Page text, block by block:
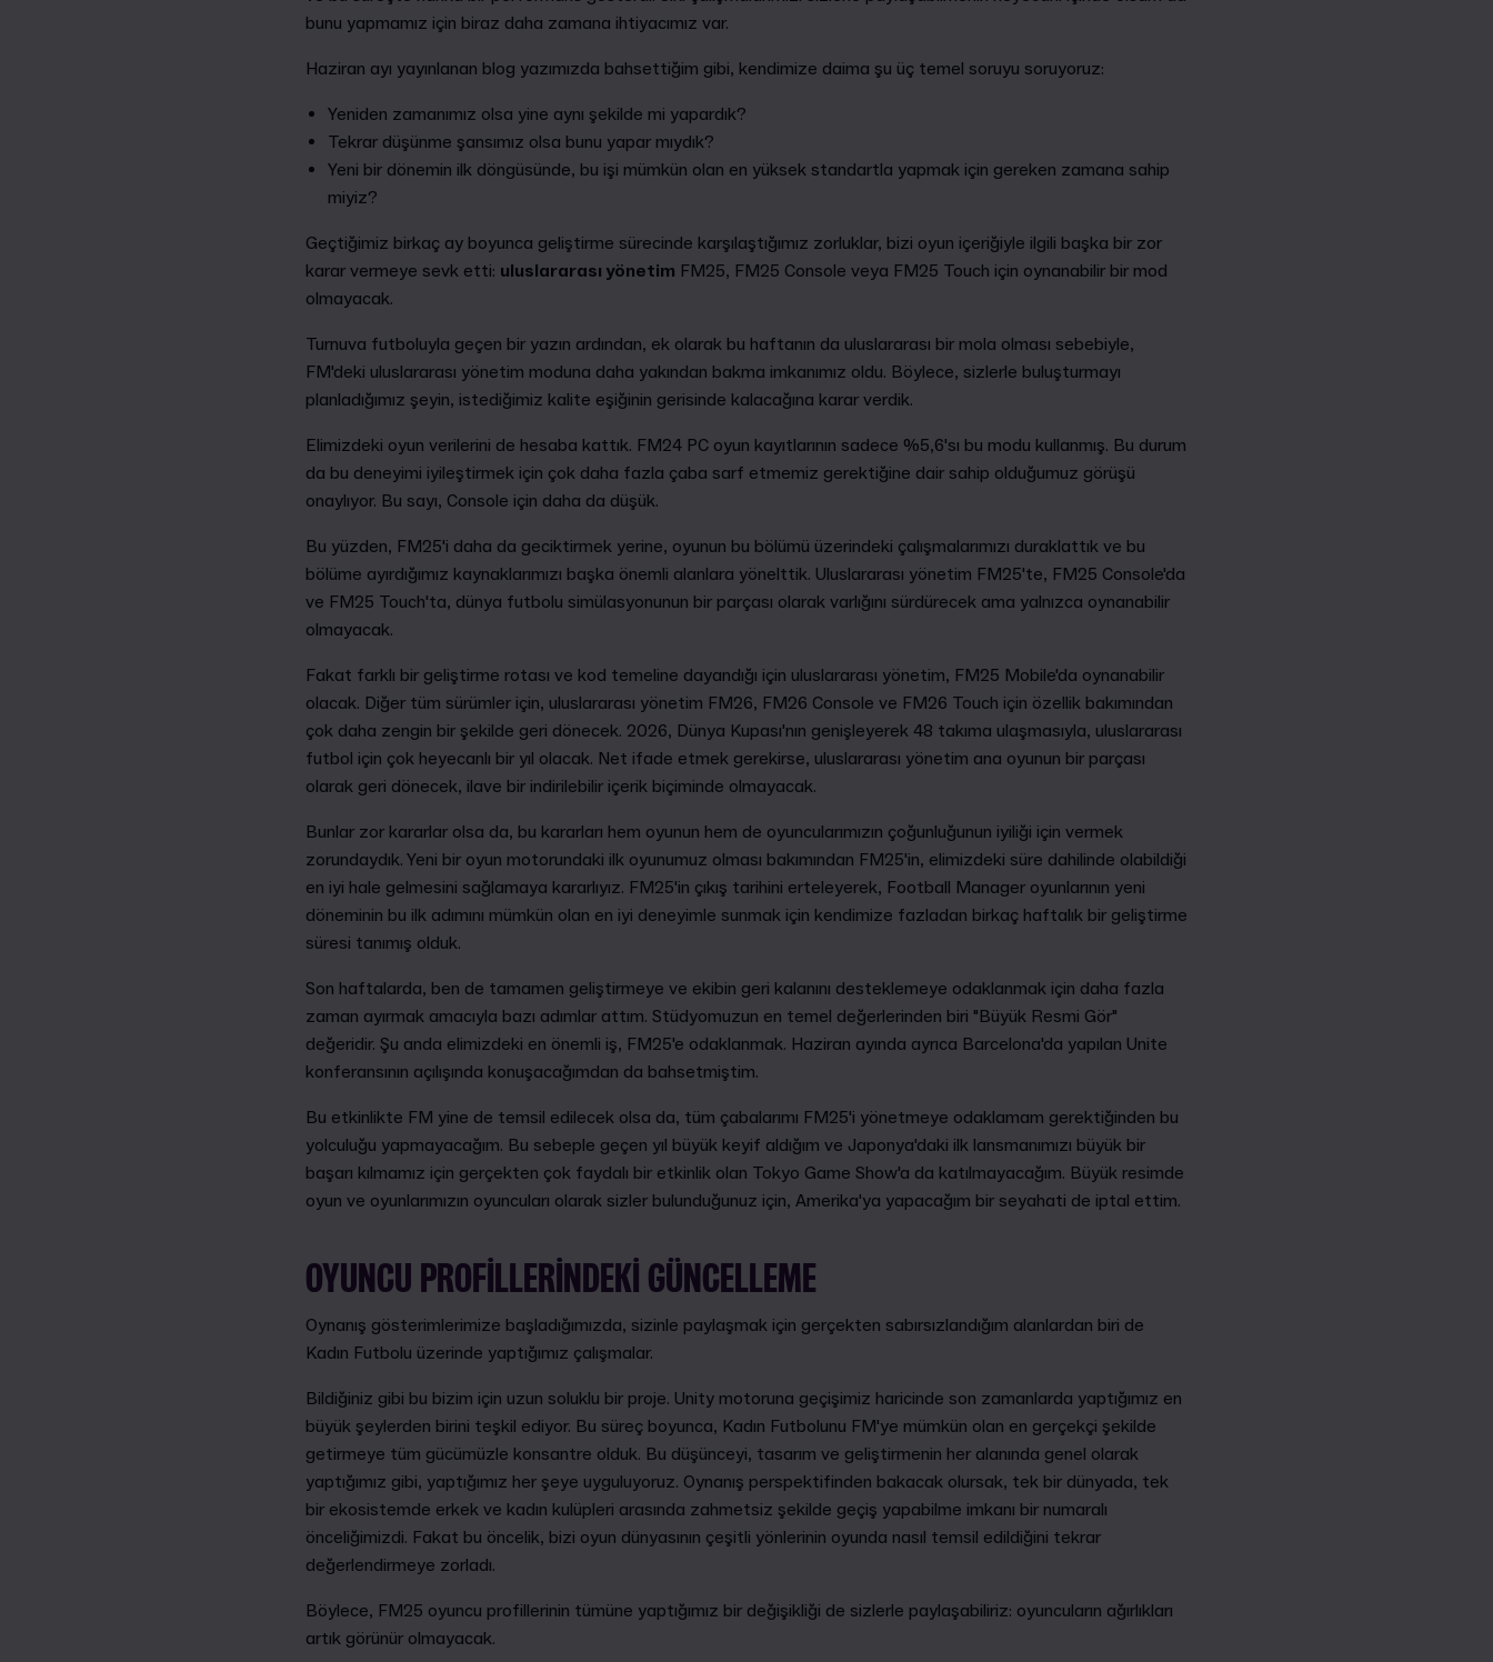
bunu yapmamız için biraz daha zamana ihtiyacımız var.
Haziran ayı yayınlanan blog yazımızda bahsettiğim gibi, kendimize daima şu üç temel soruyu soruyoruz:
Yeniden zamanımız olsa yine aynı şekilde mi yapardık?
Tekrar düşünme şansımız olsa bunu yapar mıydık?
Yeni bir dönemin ilk döngüsünde, bu işi mümkün olan en yüksek standartla yapmak için gereken zamana sahip
miyiz?
Geçtiğimiz birkaç ay boyunca geliştirme sürecinde karşılaştığımız zorluklar, bizi oyun içeriğiyle ilgili başka bir zor
karar vermeye sevk etti: uluslararası yönetim FM25, FM25 Console veya FM25 Touch için oynanabilir bir mod
olmayacak.
Turnuva futboluyla geçen bir yazın ardından, ek olarak bu haftanın da uluslararası bir mola olması sebebiyle,
FM'deki uluslararası yönetim moduna daha yakından bakma imkanımız oldu. Böylece, sizlerle buluşturmayı
planladığımız şeyin, istediğimiz kalite eşiğinin gerisinde kalacağına karar verdik.
Elimizdeki oyun verilerini de hesaba kattık. FM24 PC oyun kayıtlarının sadece %5,6'sı bu modu kullanmış. Bu durum
da bu deneyimi iyileştirmek için çok daha fazla çaba sarf etmemiz gerektiğine dair sahip olduğumuz görüşü
onaylıyor. Bu sayı, Console için daha da düşük.
Bu yüzden, FM25'i daha da geciktirmek yerine, oyunun bu bölümü üzerindeki çalışmalarımızı duraklattık ve bu
bölüme ayırdığımız kaynaklarımızı başka önemli alanlara yönelttik. Uluslararası yönetim FM25'te, FM25 Console'da
ve FM25 Touch'ta, dünya futbolu simülasyonunun bir parçası olarak varlığını sürdürecek ama yalnızca oynanabilir
olmayacak.
Fakat farklı bir geliştirme rotası ve kod temeline dayandığı için uluslararası yönetim, FM25 Mobile'da oynanabilir
olacak. Diğer tüm sürümler için, uluslararası yönetim FM26, FM26 Console ve FM26 Touch için özellik bakımından
çok daha zengin bir şekilde geri dönecek. 2026, Dünya Kupası'nın genişleyerek 48 takıma ulaşmasıyla, uluslararası
futbol için çok heyecanlı bir yıl olacak. Net ifade etmek gerekirse, uluslararası yönetim ana oyunun bir parçası
olarak geri dönecek, ilave bir indirilebilir içerik biçiminde olmayacak.
Bunlar zor kararlar olsa da, bu kararları hem oyunun hem de oyuncularımızın çoğunluğunun iyiliği için vermek
zorundaydık. Yeni bir oyun motorundaki ilk oyunumuz olması bakımından FM25'in, elimizdeki süre dahilinde olabildiği
en iyi hale gelmesini sağlamaya kararlıyız. FM25'in çıkış tarihini erteleyerek, Football Manager oyunlarının yeni
döneminin bu ilk adımını mümkün olan en iyi deneyimle sunmak için kendimize fazladan birkaç haftalık bir geliştirme
süresi tanımış olduk.
Son haftalarda, ben de tamamen geliştirmeye ve ekibin geri kalanını desteklemeye odaklanmak için daha fazla
zaman ayırmak amacıyla bazı adımlar attım. Stüdyomuzun en temel değerlerinden biri "Büyük Resmi Gör"
değeridir. Şu anda elimizdeki en önemli iş, FM25'e odaklanmak. Haziran ayında ayrıca Barcelona'da yapılan Unite
konferansının açılışında konuşacağımdan da bahsetmiştim.
Bu etkinlikte FM yine de temsil edilecek olsa da, tüm çabalarımı FM25'i yönetmeye odaklamam gerektiğinden bu
yolculuğu yapmayacağım. Bu sebeple geçen yıl büyük keyif aldığım ve Japonya'daki ilk lansmanımızı büyük bir
başarı kılmamız için gerçekten çok faydalı bir etkinlik olan Tokyo Game Show'a da katılmayacağım. Büyük resimde
oyun ve oyunlarımızın oyuncuları olarak sizler bulunduğunuz için, Amerika'ya yapacağım bir seyahati de iptal ettim.
OYUNCU PROFILLERINDEKI GÜNCELLEME
Oynanış gösterimlerimize başladığımızda, sizinle paylaşmak için gerçekten sabırsızlandığım alanlardan biri de
Kadın Futbolu üzerinde yaptığımız çalışmalar.
Bildiğiniz gibi bu bizim için uzun soluklu bir proje. Unity motoruna geçişimiz haricinde son zamanlarda yaptığımız en
büyük şeylerden birini teşkil ediyor. Bu süreç boyunca, Kadın Futbolunu FM'ye mümkün olan en gerçekçi şekilde
getirmeye tüm gücümüzle konsantre olduk. Bu düşünceyi, tasarım ve geliştirmenin her alanında genel olarak
yaptığımız gibi, yaptığımız her şeye uyguluyoruz. Oynanış perspektifinden bakacak olursak, tek bir dünyada, tek
bir ekosistemde erkek ve kadın kulüpleri arasında zahmetsiz şekilde geçiş yapabilme imkanı bir numaralı
önceliğimizdi. Fakat bu öncelik, bizi oyun dünyasının çeşitli yönlerinin oyunda nasıl temsil edildiğini tekrar
değerlendirmeye zorladı.
Böylece, FM25 oyuncu profillerinin tümüne yaptığımız bir değişikliği de sizlerle paylaşabiliriz: oyuncuların ağırlıkları
artık görünür olmayacak.